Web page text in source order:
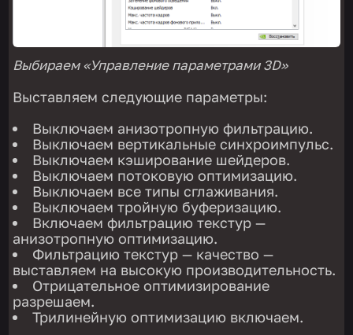
Выбираем «Управление параметрами 3D»
Выставляем следующие параметры:
Выключаем анизотропную фильтрацию.
Выключаем вертикальные синхроимпульс.
Выключаем кэширование шейдеров.
Выключаем потоковую оптимизацию.
Выключаем все типы сглаживания.
Выключаем тройную буферизацию.
Включаем фильтрацию текстур —
анизотропную оптимизацию.
Фильтрацию текстур — качество —
выставляем на высокую производительность.
Отрицательное оптимизирование
разрешаем.
Трилинейную оптимизацию включаем.